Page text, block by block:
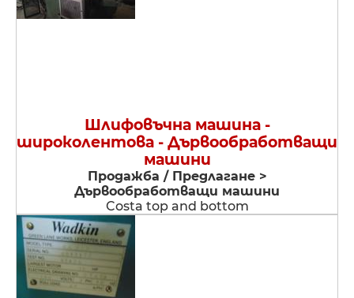
Шлифовъчна машина -
широколентова - Дървообработващи
машини
Продажба / Предлагане >
Дървообработващи машини
Costa top and bottom